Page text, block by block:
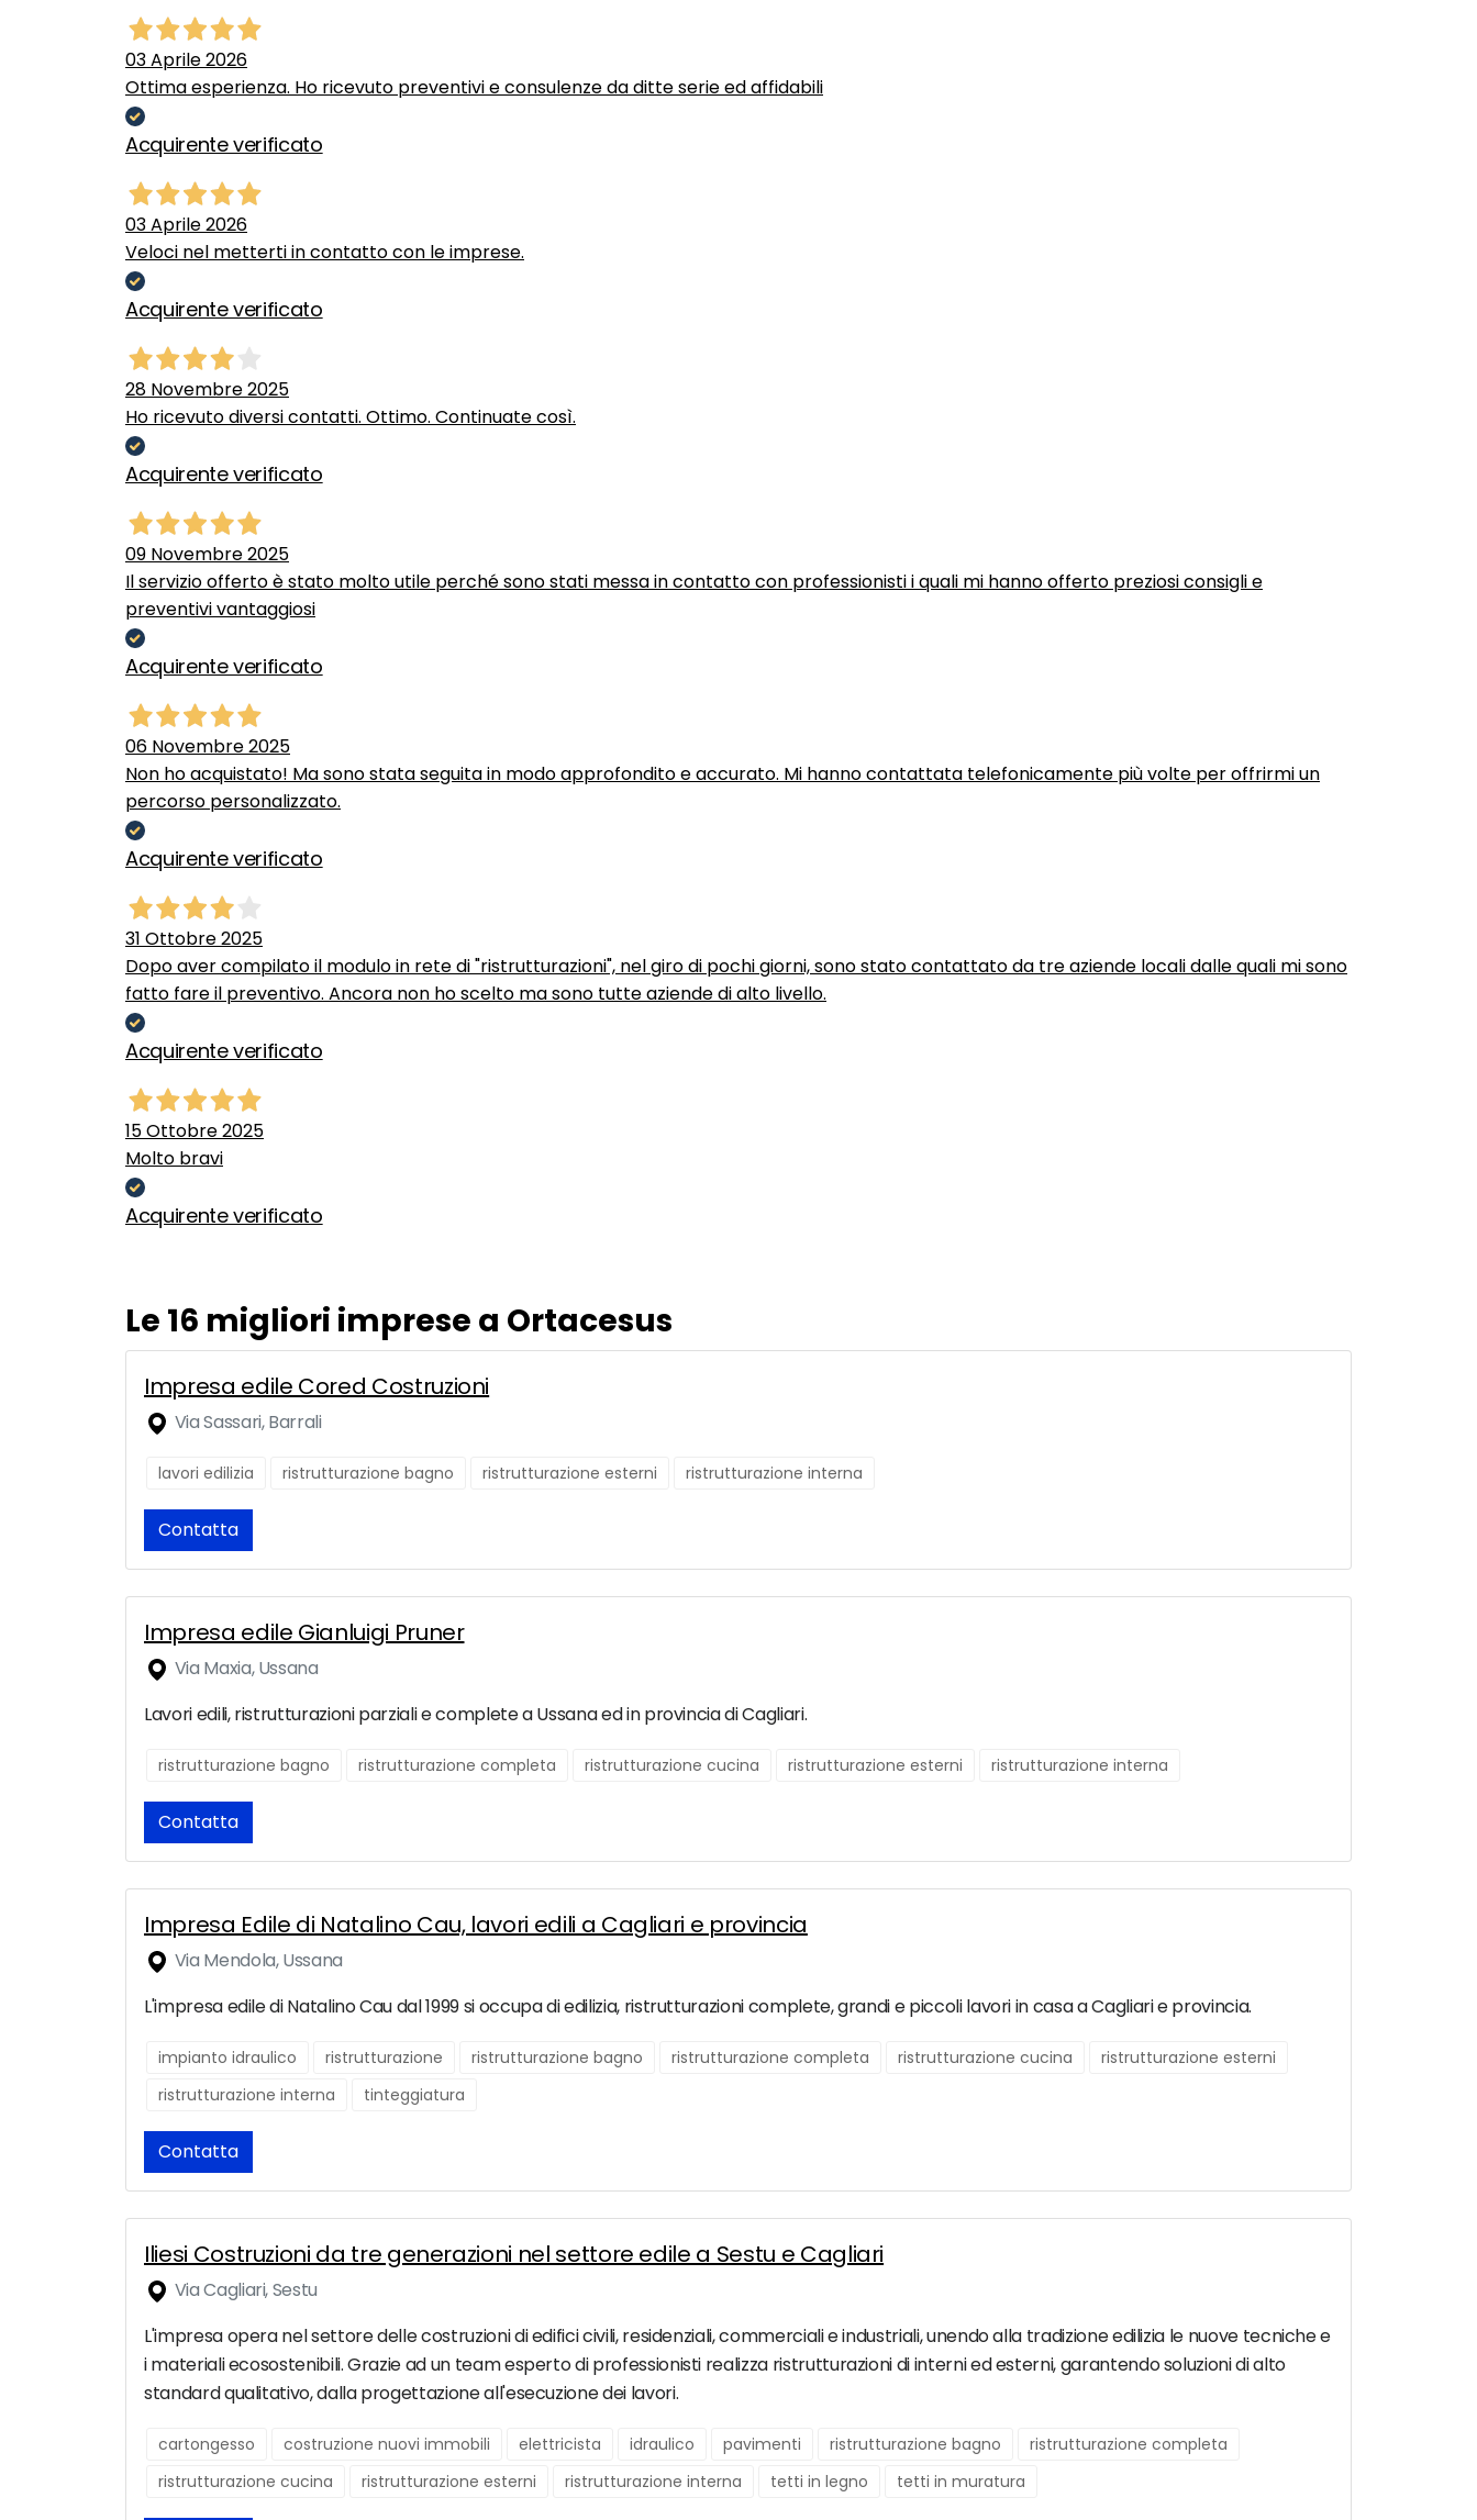
03 Aprile 2026
Ottima esperienza. Ho ricevuto preventivi e consulenze da ditte serie ed affidabili
Acquirente verificato
03 Aprile 2026
Veloci nel metterti in contatto con le imprese.
Acquirente verificato
28 Novembre 2025
Ho ricevuto diversi contatti. Ottimo. Continuate così.
Acquirente verificato
09 Novembre 2025
Il servizio offerto è stato molto utile perché sono stati messa in contatto con professionisti i quali mi hanno offerto preziosi consigli e
preventivi vantaggiosi
Acquirente verificato
06 Novembre 2025
Non ho acquistato! Ma sono stata seguita in modo approfondito e accurato. Mi hanno contattata telefonicamente più volte per offrirmi un
percorso personalizzato.
Acquirente verificato
31 Ottobre 2025
Dopo aver compilato il modulo in rete di "ristrutturazioni", nel giro di pochi giorni, sono stato contattato da tre aziende locali dalle quali mi sono
fatto fare il preventivo. Ancora non ho scelto ma sono tutte aziende di alto livello.
Acquirente verificato
15 Ottobre 2025
Molto bravi
Acquirente verificato
Le 16 migliori imprese a Ortacesus
Impresa edile Cored Costruzioni
Via Sassari, Barrali
lavori edilizia ristrutturazione bagno ristrutturazione esterni ristrutturazione interna
Contatta
Impresa edile Gianluigi Pruner
Via Maxia, Ussana
Lavori edili, ristrutturazioni parziali e complete a Ussana ed in provincia di Cagliari.
ristrutturazione bagno ristrutturazione completa ristrutturazione cucina ristrutturazione esterni ristrutturazione interna
Contatta
Impresa Edile di Natalino Cau, lavori edili a Cagliari e provincia
Via Mendola, Ussana
L'impresa edile di Natalino Cau dal 1999 si occupa di edilizia, ristrutturazioni complete, grandi e piccoli lavori in casa a Cagliari e provincia.
impianto idraulico ristrutturazione ristrutturazione bagno ristrutturazione completa ristrutturazione cucina
ristrutturazione esterni
ristrutturazione interna
tinteggiatura
Contatta
Iliesi Costruzioni da tre generazioni nel settore edile a Sestu e Cagliari
Via Cagliari, Sestu
L'impresa opera nel settore delle costruzioni di edifici civili, residenziali, commerciali e industriali, unendo alla tradizione edilizia le nuove tecniche e
i materiali ecosostenibili. Grazie ad un team esperto di professionisti realizza ristrutturazioni di interni ed esterni, garantendo soluzioni di alto
standard qualitativo, dalla progettazione all'esecuzione dei lavori.
cartongesso costruzione nuovi immobili elettricista idraulico pavimenti ristrutturazione bagno
ristrutturazione completa
ristrutturazione cucina
ristrutturazione esterni ristrutturazione interna tetti in legno tetti in muratura